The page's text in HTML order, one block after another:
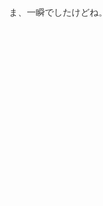
ま、一瞬でしたけどね。